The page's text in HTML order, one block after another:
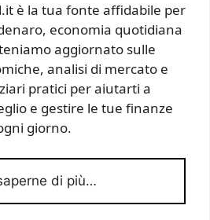
è la tua fonte affidabile per
economia quotidiana
aggiornato sulle
analisi di mercato e
pratici per aiutarti a
e gestire le tue finanze
giorno.
di più…